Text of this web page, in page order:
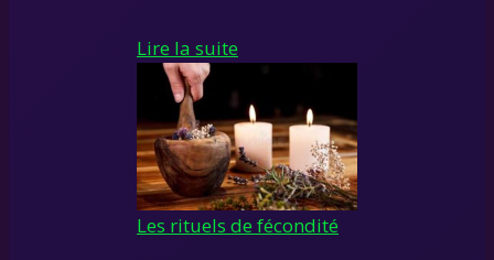
Lire la suite
Les rituels de fécondité